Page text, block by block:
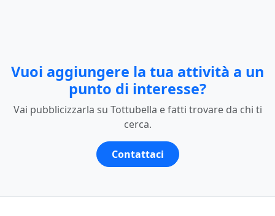
Vuoi aggiungere la tua attività a un
punto di interesse?
Vai pubblicizzarla su Tottubella e fatti trovare da chi ti
cerca.
Contattaci